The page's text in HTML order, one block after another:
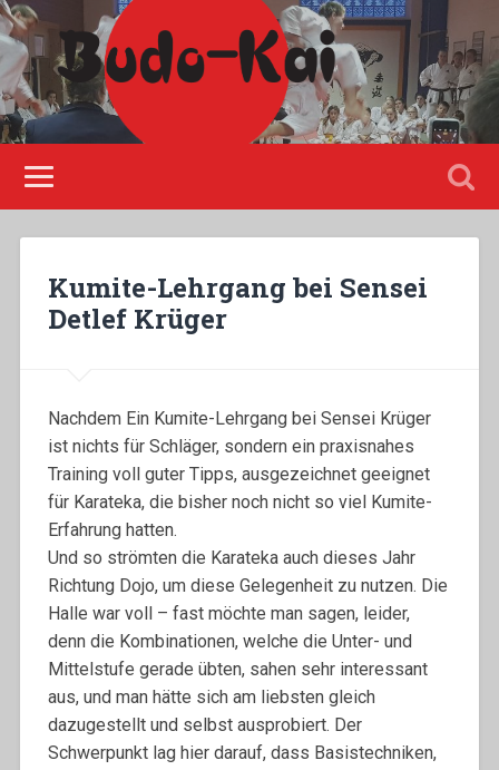
Please disable Adblock!
Kumite-Lehrgang bei Sensei
Detlef Krüger
Nachdem Ein Kumite-Lehrgang bei Sensei Krüger
ist nichts für Schläger, sondern ein praxisnahes
Training voll guter Tipps, ausgezeichnet geeignet
für Karateka, die bisher noch nicht so viel Kumite-
Erfahrung hatten.
Und so strömten die Karateka auch dieses Jahr
Richtung Dojo, um diese Gelegenheit zu nutzen. Die
Halle war voll – fast möchte man sagen, leider,
denn die Kombinationen, welche die Unter- und
Mittelstufe gerade übten, sahen sehr interessant
aus, und man hätte sich am liebsten gleich
dazugestellt und selbst ausprobiert. Der
Schwerpunkt lag hier darauf, dass Basistechniken,